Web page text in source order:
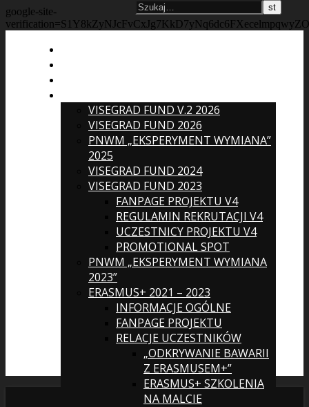
google-site-
VISEGRAD FUND V.2 2026
VISEGRAD FUND 2026
PNWM „EKSPERYMENT WYMIANA”
2025
VISEGRAD FUND 2024
VISEGRAD FUND 2023
FANPAGE PROJEKTU V4
REGULAMIN REKRUTACJI V4
UCZESTNICY PROJEKTU V4
PROMOTIONAL SPOT
PNWM „EKSPERYMENT WYMIANA
2023”
ERASMUS+ 2021 – 2023
INFORMACJE OGÓLNE
FANPAGE PROJEKTU
RELACJE UCZESTNIKÓW
„ODKRYWANIE BAWARII
Z ERASMUSEM+”
ERASMUS+ SZKOLENIA
NA MALCIE